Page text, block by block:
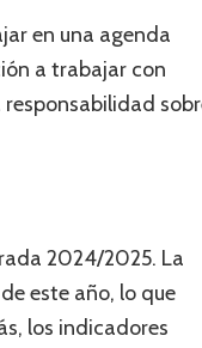
en una agenda
a trabajar con
responsabilidad
2024/2025. La
este año, lo que
los indicadores